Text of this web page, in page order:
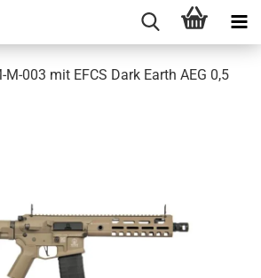
003 mit EFCS Dark Earth AEG 0,5